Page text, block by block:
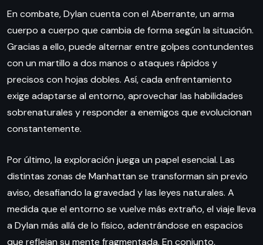
En combate, Dylan cuenta con el Aberrante, un arma
cuerpo a cuerpo que cambia de forma según la situación.
Gracias a ello, puede alternar entre golpes contundentes
con un martillo a dos manos o ataques rápidos y
precisos con hojas dobles. Así, cada enfrentamiento
exige adaptarse al entorno, aprovechar las habilidades
sobrenaturales y responder a enemigos que evolucionan
constantemente.
Por último, la exploración juega un papel esencial. Las
distintas zonas de Manhattan se transforman sin previo
aviso, desafiando la gravedad y las leyes naturales. A
medida que el entorno se vuelve más extraño, el viaje lleva
a Dylan más allá de lo físico, adentrándose en espacios
que reflejan su mente fragmentada. En conjunto,